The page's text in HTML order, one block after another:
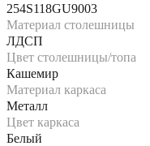
254S118GU9003
Материал столешницы
ЛДСП
Цвет столешницы/топа
Кашемир
Материал каркаса
Металл
Цвет каркаса
Белый